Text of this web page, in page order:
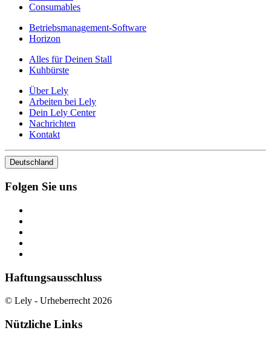
Consumables
Betriebsmanagement-Software
Horizon
Alles für Deinen Stall
Kuhbürste
Über Lely
Arbeiten bei Lely
Dein Lely Center
Nachrichten
Kontakt
Deutschland
Folgen Sie uns
Haftungsausschluss
© Lely - Urheberrecht 2026
Nützliche Links